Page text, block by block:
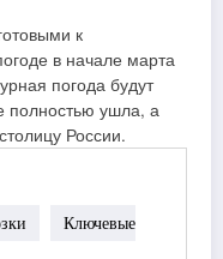
к
в начале марта
погода будут
полностью ушла, а
России.
Ключевые